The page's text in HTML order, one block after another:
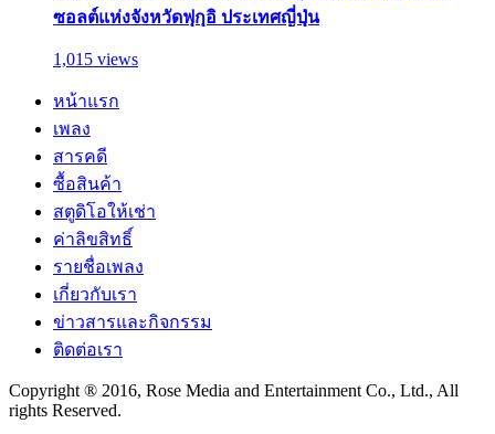
ซอลต์แห่งจังหวัดฟุกุอิ ประเทศญี่ปุ่น
1,015 views
หน้าแรก
เพลง
สารคดี
ซื้อสินค้า
สตูดิโอให้เช่า
ค่าลิขสิทธิ์
รายชื่อเพลง
เกี่ยวกับเรา
ข่าวสารและกิจกรรม
ติดต่อเรา
Copyright ® 2016, Rose Media and Entertainment Co., Ltd., All
rights Reserved.